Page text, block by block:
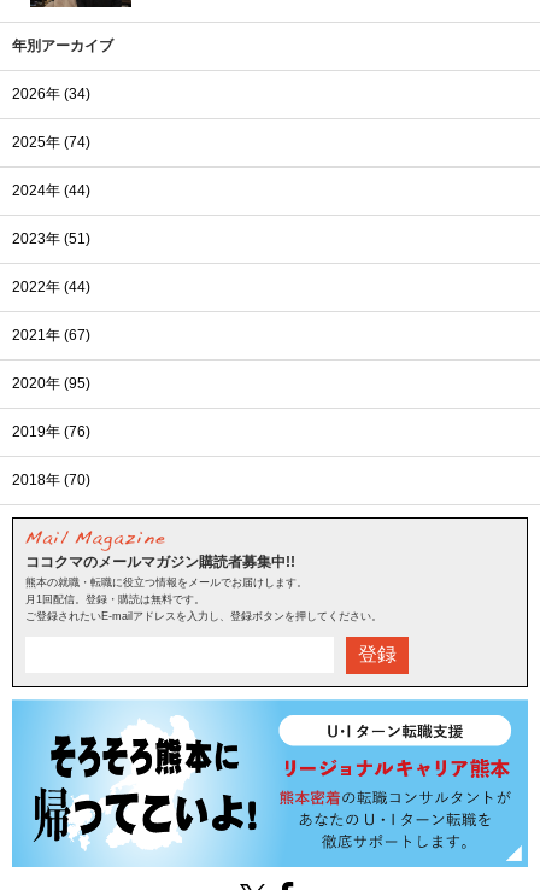
年別アーカイブ
2026年 (34)
2025年 (74)
2024年 (44)
2023年 (51)
2022年 (44)
2021年 (67)
2020年 (95)
2019年 (76)
2018年 (70)
ココクマのメールマガジン購読者募集中!!
熊本の就職・転職に役立つ情報をメールでお届けします。
月1回配信。登録・購読は無料です。
ご登録されたいE-mailアドレスを入力し、登録ボタンを押してください。
登録